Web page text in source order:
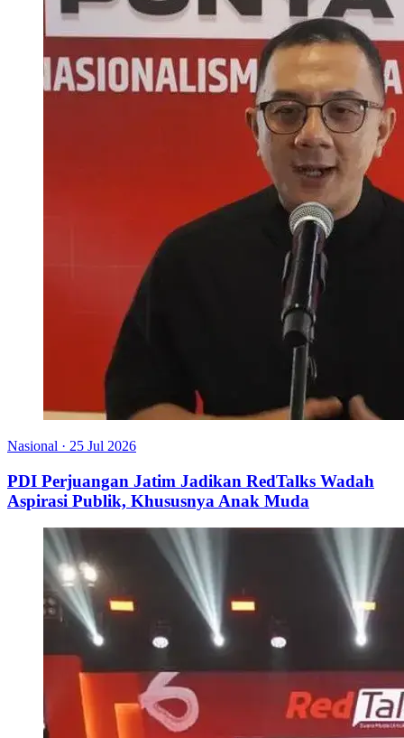
Nasional · 25 Jul 2026
PDI Perjuangan Jatim Jadikan RedTalks Wadah
Aspirasi Publik, Khususnya Anak Muda